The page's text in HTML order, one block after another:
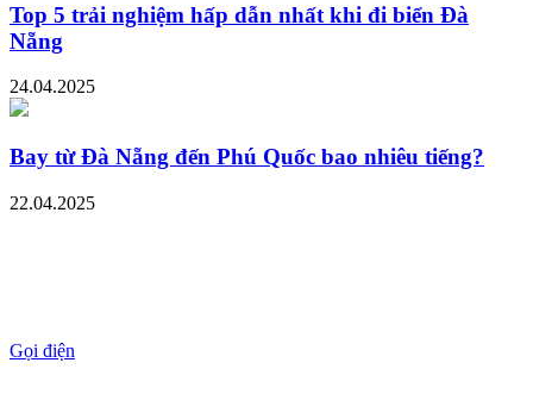
Top 5 trải nghiệm hấp dẫn nhất khi đi biển Đà
Nẵng
24.04.2025
Bay từ Đà Nẵng đến Phú Quốc bao nhiêu tiếng?
22.04.2025
Gọi điện